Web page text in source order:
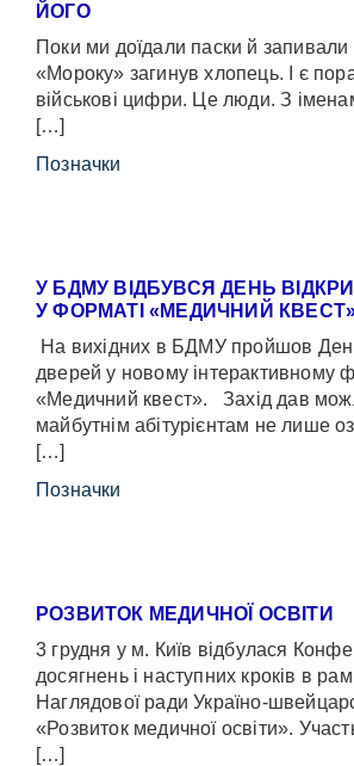
ЙОГО
Поки ми доїдали паски й
«Мороку» загинув хлопець. І є
військові цифри. Це люди. З
[…]
Позначки
У БДМУ ВІДБУВСЯ ДЕНЬ
У ФОРМАТІ «МЕДИЧНИЙ
На вихідних в БДМУ пройшов
дверей у новому інтерактивному
«Медичний квест». Захід дав
майбутнім абітурієнтам не лише
[…]
Позначки
РОЗВИТОК МЕДИЧНОЇ ОСВІТИ
3 грудня у м. Київ відбулася
досягнень і наступних кроків в
Наглядової ради Україно-
«Розвиток медичної освіти».
[…]